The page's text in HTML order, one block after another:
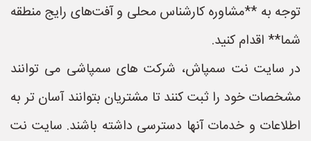
توجه به **مشاوره کارشناس محلی و آفت‌های رایج منطقه
شما** اقدام کنید.
در سایت نت سمپاش، شرکت های سمپاشی می توانند
مشخصات خود را ثبت کنند تا مشتریان بتوانند آسان تر به
اطلاعات و خدمات آنها دسترسی داشته باشند. سایت نت